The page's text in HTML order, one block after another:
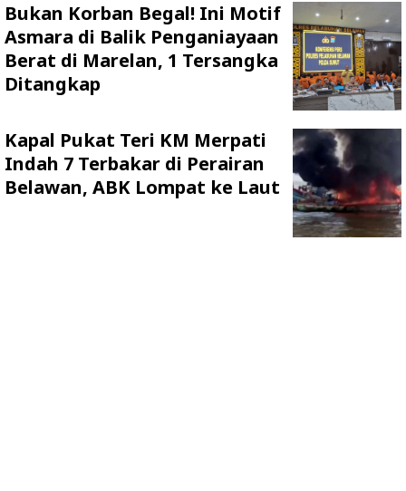
Bukan Korban Begal! Ini Motif
Asmara di Balik Penganiayaan
Berat di Marelan, 1 Tersangka
Ditangkap
Kapal Pukat Teri KM Merpati
Indah 7 Terbakar di Perairan
Belawan, ABK Lompat ke Laut